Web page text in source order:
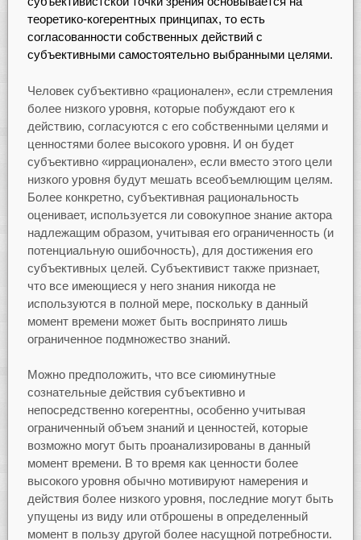
теоретико-когерентных принципах, то есть
согласованности собственных действий с
субъективными самостоятельно выбранными целями.
Человек субъективно «рационален», если стремления
более низкого уровня, которые побуждают его к
действию, согласуются с его собственными целями и
ценностями более высокого уровня. И он будет
субъективно «иррационален», если вместо этого цели
низкого уровня будут мешать всеобъемлющим целям.
Более конкретно, субъективная рациональность
оценивает, используется ли совокупное знание актора
надлежащим образом, учитывая его ограниченность (и
потенциальную ошибочность), для достижения его
субъективных целей. Субъективист также признает,
что все имеющиеся у него знания никогда не
используются в полной мере, поскольку в данный
момент времени может быть воспринято лишь
ограниченное подмножество знаний.
Можно предположить, что все сиюминутные
сознательные действия субъективно и
непосредственно когерентны, особенно учитывая
ограниченный объем знаний и ценностей, которые
возможно могут быть проанализированы в данный
момент времени. В то время как ценности более
высокого уровня обычно мотивируют намерения и
действия более низкого уровня, последние могут быть
упущены из виду или отброшены в определенный
момент в пользу другой более насущной потребности.